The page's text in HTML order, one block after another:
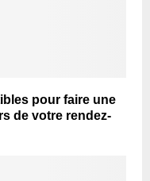
pour faire une
de votre rendez-